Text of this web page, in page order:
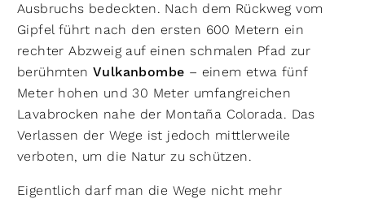
Ausbruchs bedeckten. Nach dem Rückweg vom
Gipfel führt nach den ersten 600 Metern ein
rechter Abzweig auf einen schmalen Pfad zur
berühmtenVulkanbombe – einem etwa fünf
Meter hohen und 30 Meter umfangreichen
Lavabrocken nahe der Montaña Colorada. Das
Verlassen der Wege ist jedoch mittlerweile
verboten, um die Natur zu schützen.
Eigentlich darf man die Wege nicht mehr